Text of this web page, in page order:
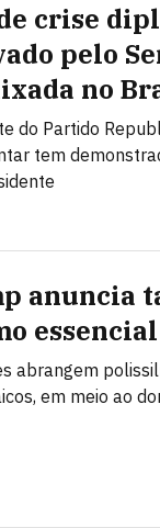
crise
pelo
no
do Partido
tem
anuncia
abrangem
em meio ao